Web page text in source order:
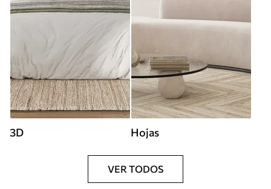
3D Hojas
VER TODOS